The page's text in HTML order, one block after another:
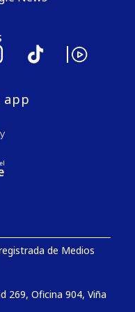
app
de Medios
269, Oficina 904, Viña